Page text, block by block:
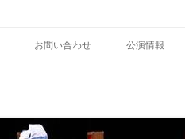
お問い合わせ 公演情報